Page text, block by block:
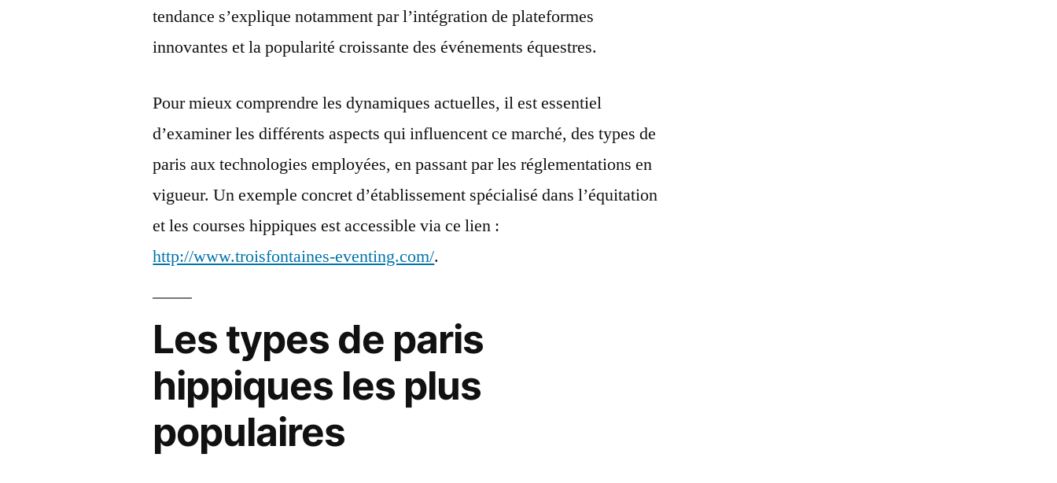
en
tendance s’explique notamment par l’intégration de plateformes
innovantes et la popularité croissante des événements équestres.
Pour mieux comprendre les dynamiques actuelles, il est essentiel
d’examiner les différents aspects qui influencent ce marché, des types de
paris aux technologies employées, en passant par les réglementations en
vigueur. Un exemple concret d’établissement spécialisé dans l’équitation
et les courses hippiques est accessible via ce lien :
http://www.troisfontaines-eventing.com/.
Les types de paris
hippiques les plus
populaires